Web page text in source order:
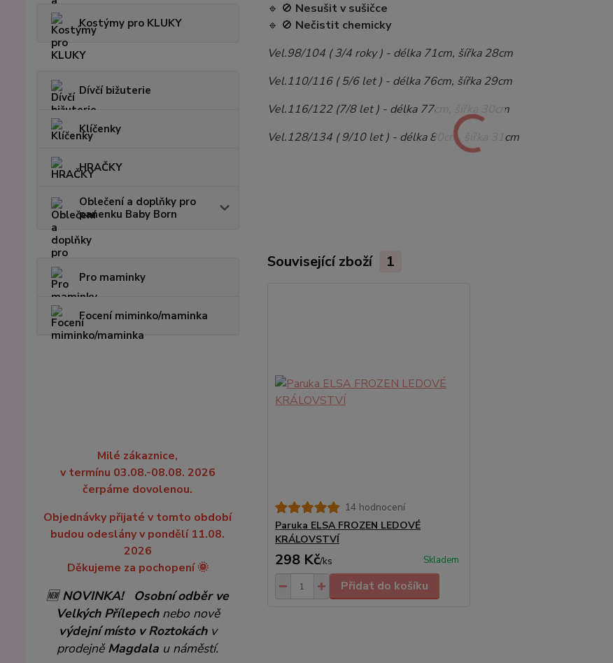
Kostýmy pro KLUKY
Dívčí bižuterie
Klíčenky
HRAČKY
Oblečení a doplňky pro
panenku Baby Born
Pro maminky
Focení miminko/maminka
Milé zákaznice,
v termínu 03.08.-08.08. 2026
čerpáme dovolenou.
Objednávky přijaté v tomto období
budou odeslány v pondělí 11.08.
2026
Děkujeme za pochopení 🌞
🆕NOVINKA!
Osobní odběr ve
Velkých Přílepechnebo nově
výdejní místo v Roztokáchv
prodejněMagdala u náměstí.
🔹 🚫 Nesušit v sušičce
🔹 🚫 Nečistit chemicky
Vel.98/104 ( 3/4 roky ) - délka 71cm, šířka 28cm
Vel.110/116 ( 5/6 let ) - délka 76cm, šířka 29cm
Vel.116/122 (7/8 let ) - délka 77cm, šířka 30cm
Vel.128/134 ( 9/10 let ) - délka 80cm, šířka 31cm
Související zboží 1
14 hodnocení
Paruka ELSA FROZEN LEDOVÉ
KRÁLOVSTVÍ
298 Kč/ks Skladem
Přidat do košíku